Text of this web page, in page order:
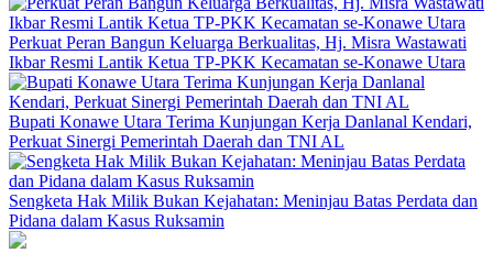
‎Perkuat Peran Bangun Keluarga Berkualitas, Hj. Misra Wastawati
Ikbar Resmi Lantik Ketua TP-PKK Kecamatan se-Konawe Utara
Bupati Konawe Utara Terima Kunjungan Kerja Danlanal Kendari,
Perkuat Sinergi Pemerintah Daerah dan TNI AL
‎Sengketa Hak Milik Bukan Kejahatan: Meninjau Batas Perdata dan
Pidana dalam Kasus Ruksamin